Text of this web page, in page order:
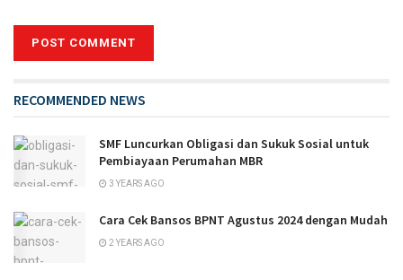
RECOMMENDED NEWS
SMF Luncurkan Obligasi dan Sukuk Sosial untuk
Pembiayaan Perumahan MBR
3 YEARS AGO
Cara Cek Bansos BPNT Agustus 2024 dengan Mudah
2 YEARS AGO